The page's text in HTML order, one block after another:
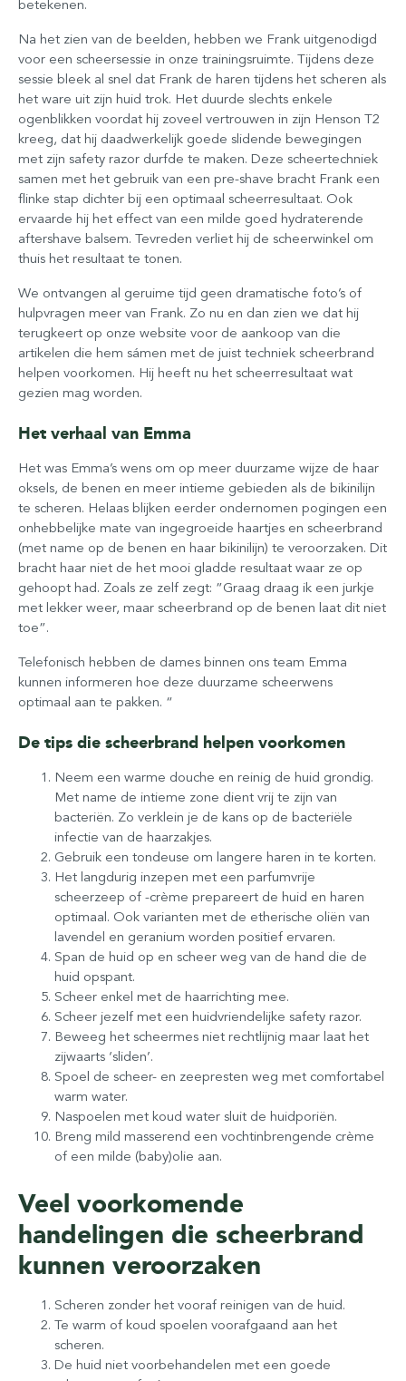
betekenen.
Na het zien van de beelden, hebben we Frank uitgenodigd
voor een scheersessie in onze trainingsruimte. Tijdens deze
sessie bleek al snel dat Frank de haren tijdens het scheren als
het ware uit zijn huid trok. Het duurde slechts enkele
ogenblikken voordat hij zoveel vertrouwen in zijn Henson T2
kreeg, dat hij daadwerkelijk goede slidende bewegingen
met zijn safety razor durfde te maken. Deze scheertechniek
samen met het gebruik van een pre-shave bracht Frank een
flinke stap dichter bij een optimaal scheerresultaat. Ook
ervaarde hij het effect van een milde goed hydraterende
aftershave balsem. Tevreden verliet hij de scheerwinkel om
thuis het resultaat te tonen.
We ontvangen al geruime tijd geen dramatische foto’s of
hulpvragen meer van Frank. Zo nu en dan zien we dat hij
terugkeert op onze website voor de aankoop van die
artikelen die hem sámen met de juist techniek scheerbrand
helpen voorkomen. Hij heeft nu het scheerresultaat wat
gezien mag worden.
Het verhaal van Emma
Het was Emma’s wens om op meer duurzame wijze de haar
oksels, de benen en meer intieme gebieden als de bikinilijn
te scheren. Helaas blijken eerder ondernomen pogingen een
onhebbelijke mate van ingegroeide haartjes en scheerbrand
(met name op de benen en haar bikinilijn) te veroorzaken. Dit
bracht haar niet de het mooi gladde resultaat waar ze op
gehoopt had. Zoals ze zelf zegt: ”Graag draag ik een jurkje
met lekker weer, maar scheerbrand op de benen laat dit niet
toe”.
Telefonisch hebben de dames binnen ons team Emma
kunnen informeren hoe deze duurzame scheerwens
optimaal aan te pakken. “
De tips die scheerbrand helpen voorkomen
Neem een warme douche en reinig de huid grondig.
Met name de intieme zone dient vrij te zijn van
bacteriën. Zo verklein je de kans op de bacteriële
infectie van de haarzakjes.
Gebruik een tondeuse om langere haren in te korten.
Het langdurig inzepen met een parfumvrije
scheerzeep of -crème prepareert de huid en haren
optimaal. Ook varianten met de etherische oliën van
lavendel en geranium worden positief ervaren.
Span de huid op en scheer weg van de hand die de
huid opspant.
Scheer enkel met de haarrichting mee.
Scheer jezelf met een huidvriendelijke safety razor.
Beweeg het scheermes niet rechtlijnig maar laat het
zijwaarts ‘sliden’.
Spoel de scheer- en zeepresten weg met comfortabel
warm water.
Naspoelen met koud water sluit de huidporiën.
Breng mild masserend een vochtinbrengende crème
of een milde (baby)olie aan.
Veel voorkomende
handelingen die scheerbrand
kunnen veroorzaken
Scheren zonder het vooraf reinigen van de huid.
Te warm of koud spoelen voorafgaand aan het
scheren.
De huid niet voorbehandelen met een goede